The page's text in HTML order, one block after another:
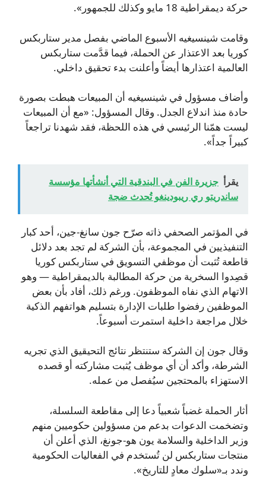
حركة ديمقراطية 18 مايو وكذلك للجمهور».
وقامت شينسيغيه الأسبوع الماضي بفصل مدير ستاربكس
كوريا بعد الاعتذار عن الحملة، فيما قدَّمت ستاربكس
العالمية اعتذارها أيضاً وأعلنت بدء تحقيق داخلي.
وأضاف مسؤول في شينسيغيه أن المبيعات هبطت بصورة
حادة منذ اندلاع الجدل. وقال المسؤول: «مع أن المبيعات
ليست همّنا الرئيسي في هذه اللحظة، فقد شهدنا تراجعاً
كبيراً جداً».
يقرأ جزيرة الفن في البندقية التي أنشأتها مؤسسة
ساندريتو ري ريبودينغو تُحدث ضجة
في المؤتمر الصحفي ذاته صرّح جون سانغ-جين، أحد كبار
التنفيذيين في المجموعة، بأن الشركة لم تجد بعد دلائل
قاطعة تُثبت أن موظفي التسويق في ستاربكس كوريا
قصِدوا السخرية من حركة المطالبة بالديمقراطية — وهو
الاتهام الذي نفاه الموظفون. ورغم ذلك، أفاد بأن بعض
الموظفين رفضوا طلبات الإدارة بتسليم هواتفهم الذكية
خلال مراجعة داخلية استمرت أسبوعاً.
وقال جون إن الشركة ستنتظر نتائج التحيقيق الذي تجريه
الشرطة، وأكد أن أي موظف يُثبت مشاركته أو قصده
الاستهزاء بالمحتجين سيُفصل من عمله.
أثار الحملة غضباً شعبياً دعا إلى مقاطعة السلسلة،
وتضخمت الدعوات بدعم من مسؤولين حكوميين منهم
وزير الداخلية والسلامة يون هو-جونغ، الذي أعلن أن
منتجات ستاربكس لن تُستخدم في الفعاليات الحكومية
وندد بـ«سلوك معادٍ للتاريخ».